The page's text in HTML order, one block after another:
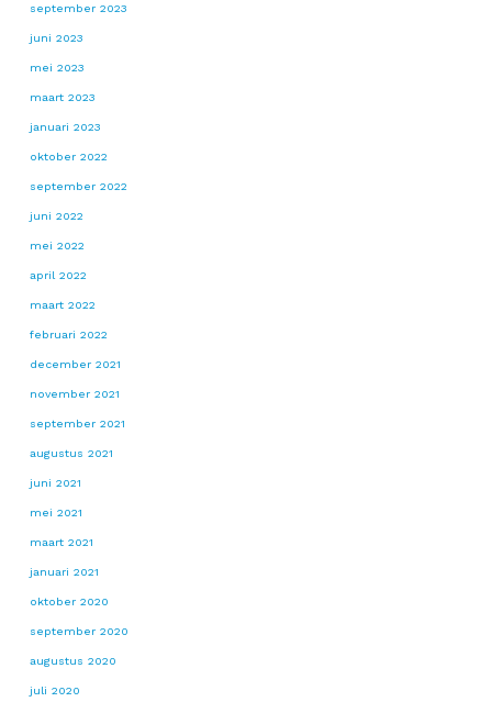
september 2023
juni 2023
mei 2023
maart 2023
januari 2023
oktober 2022
september 2022
juni 2022
mei 2022
april 2022
maart 2022
februari 2022
december 2021
november 2021
september 2021
augustus 2021
juni 2021
mei 2021
maart 2021
januari 2021
oktober 2020
september 2020
augustus 2020
juli 2020